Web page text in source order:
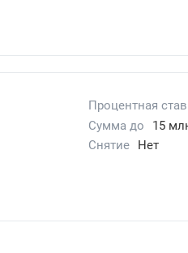
Процентная
Сумма до
15
Снятие Нет